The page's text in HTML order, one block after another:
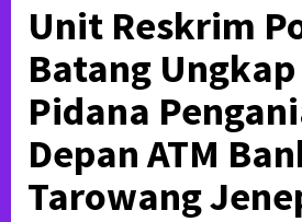
Unit Reskrim
Batang
Pidana
Depan ATM
Tarowang